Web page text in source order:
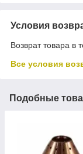
Условия
Возврат товара в
Все условия
Подобные